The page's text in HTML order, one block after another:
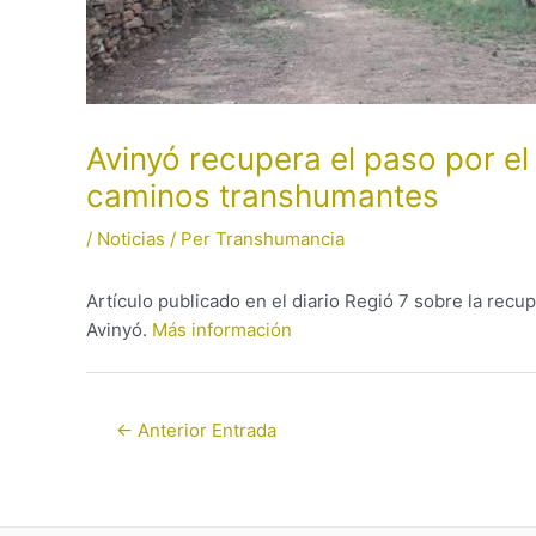
Avinyó recupera el paso por
caminos transhumantes
/ Noticias / Per Transhumancia
Artículo publicado en el diario Regió 7 sobre la
Avinyó. Más información
← Anterior Entrada